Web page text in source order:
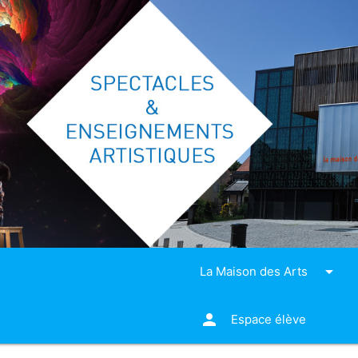
La Maison des Arts arrow_drop_down
person Espace élève